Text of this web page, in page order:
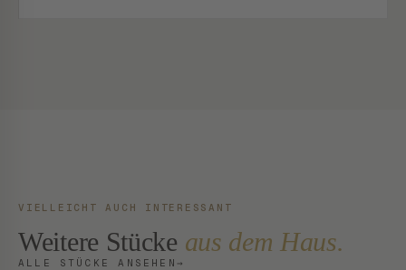
VIELLEICHT AUCH INTERESSANT
Weitere Stücke aus dem Haus.
ALLE STÜCKE ANSEHEN →